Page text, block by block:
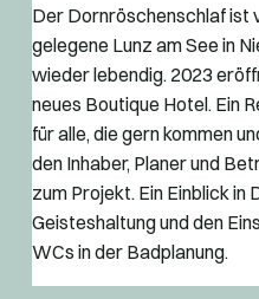
Der Dornröschenschlaf ist
gelegene Lunz am See in
wieder lebendig. 2023
neues Boutique Hotel. Ein
für alle, die gern kommen
den Inhaber, Planer und
zum Projekt. Ein Einblick in
Geisteshaltung und den
WCs in der Badplanung.